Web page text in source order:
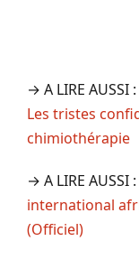
→ A LIRE AUSSI :
Les tristes
chimiothérapie
→ A LIRE AUSSI :
international
(Officiel)